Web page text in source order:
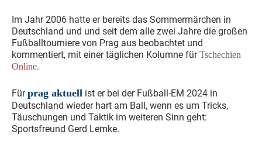
Im Jahr 2006 hatte er bereits das Sommermärchen in
Deutschland und und seit dem alle zwei Jahre die großen
Fußballtourniere von Prag aus beobachtet und
kommentiert, mit einer täglichen Kolumne fürTschechien
Online.
Fürprag aktuell ist er bei der Fußball-EM 2024 in
Deutschland wieder hart am Ball, wenn es um Tricks,
Täuschungen und Taktik im weiteren Sinn geht:
Sportsfreund Gerd Lemke.